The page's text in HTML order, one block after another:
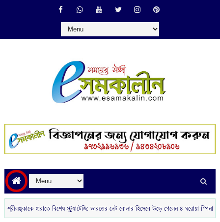
হারাতে বিশেষ স্ট্র্যাটেজি: ভারতের নেট বোলার হিসেবে উড়ে গেলেন ৪ ঘরোয়া স্পিনার